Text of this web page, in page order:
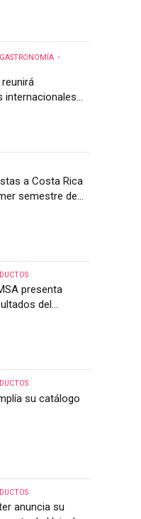
GASTRONOMÍA
internacionales
a Costa Rica
semestre de
presenta
del
su catálogo
anuncia su